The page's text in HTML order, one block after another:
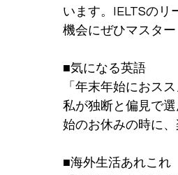
います。IELTSのリ
機会にぜひマスター
■気になる英語
「年末年始におス
私が独断と偏見で
始のお休みの時に
■海外生活あれこれ